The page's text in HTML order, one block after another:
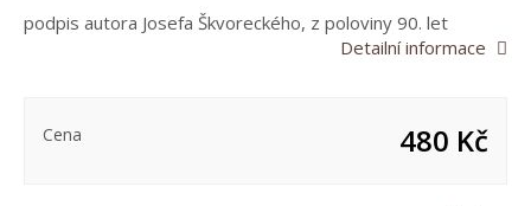
podpis autora Josefa Škvoreckého, z poloviny 90. let
Detailní informace
Cena 480 Kč